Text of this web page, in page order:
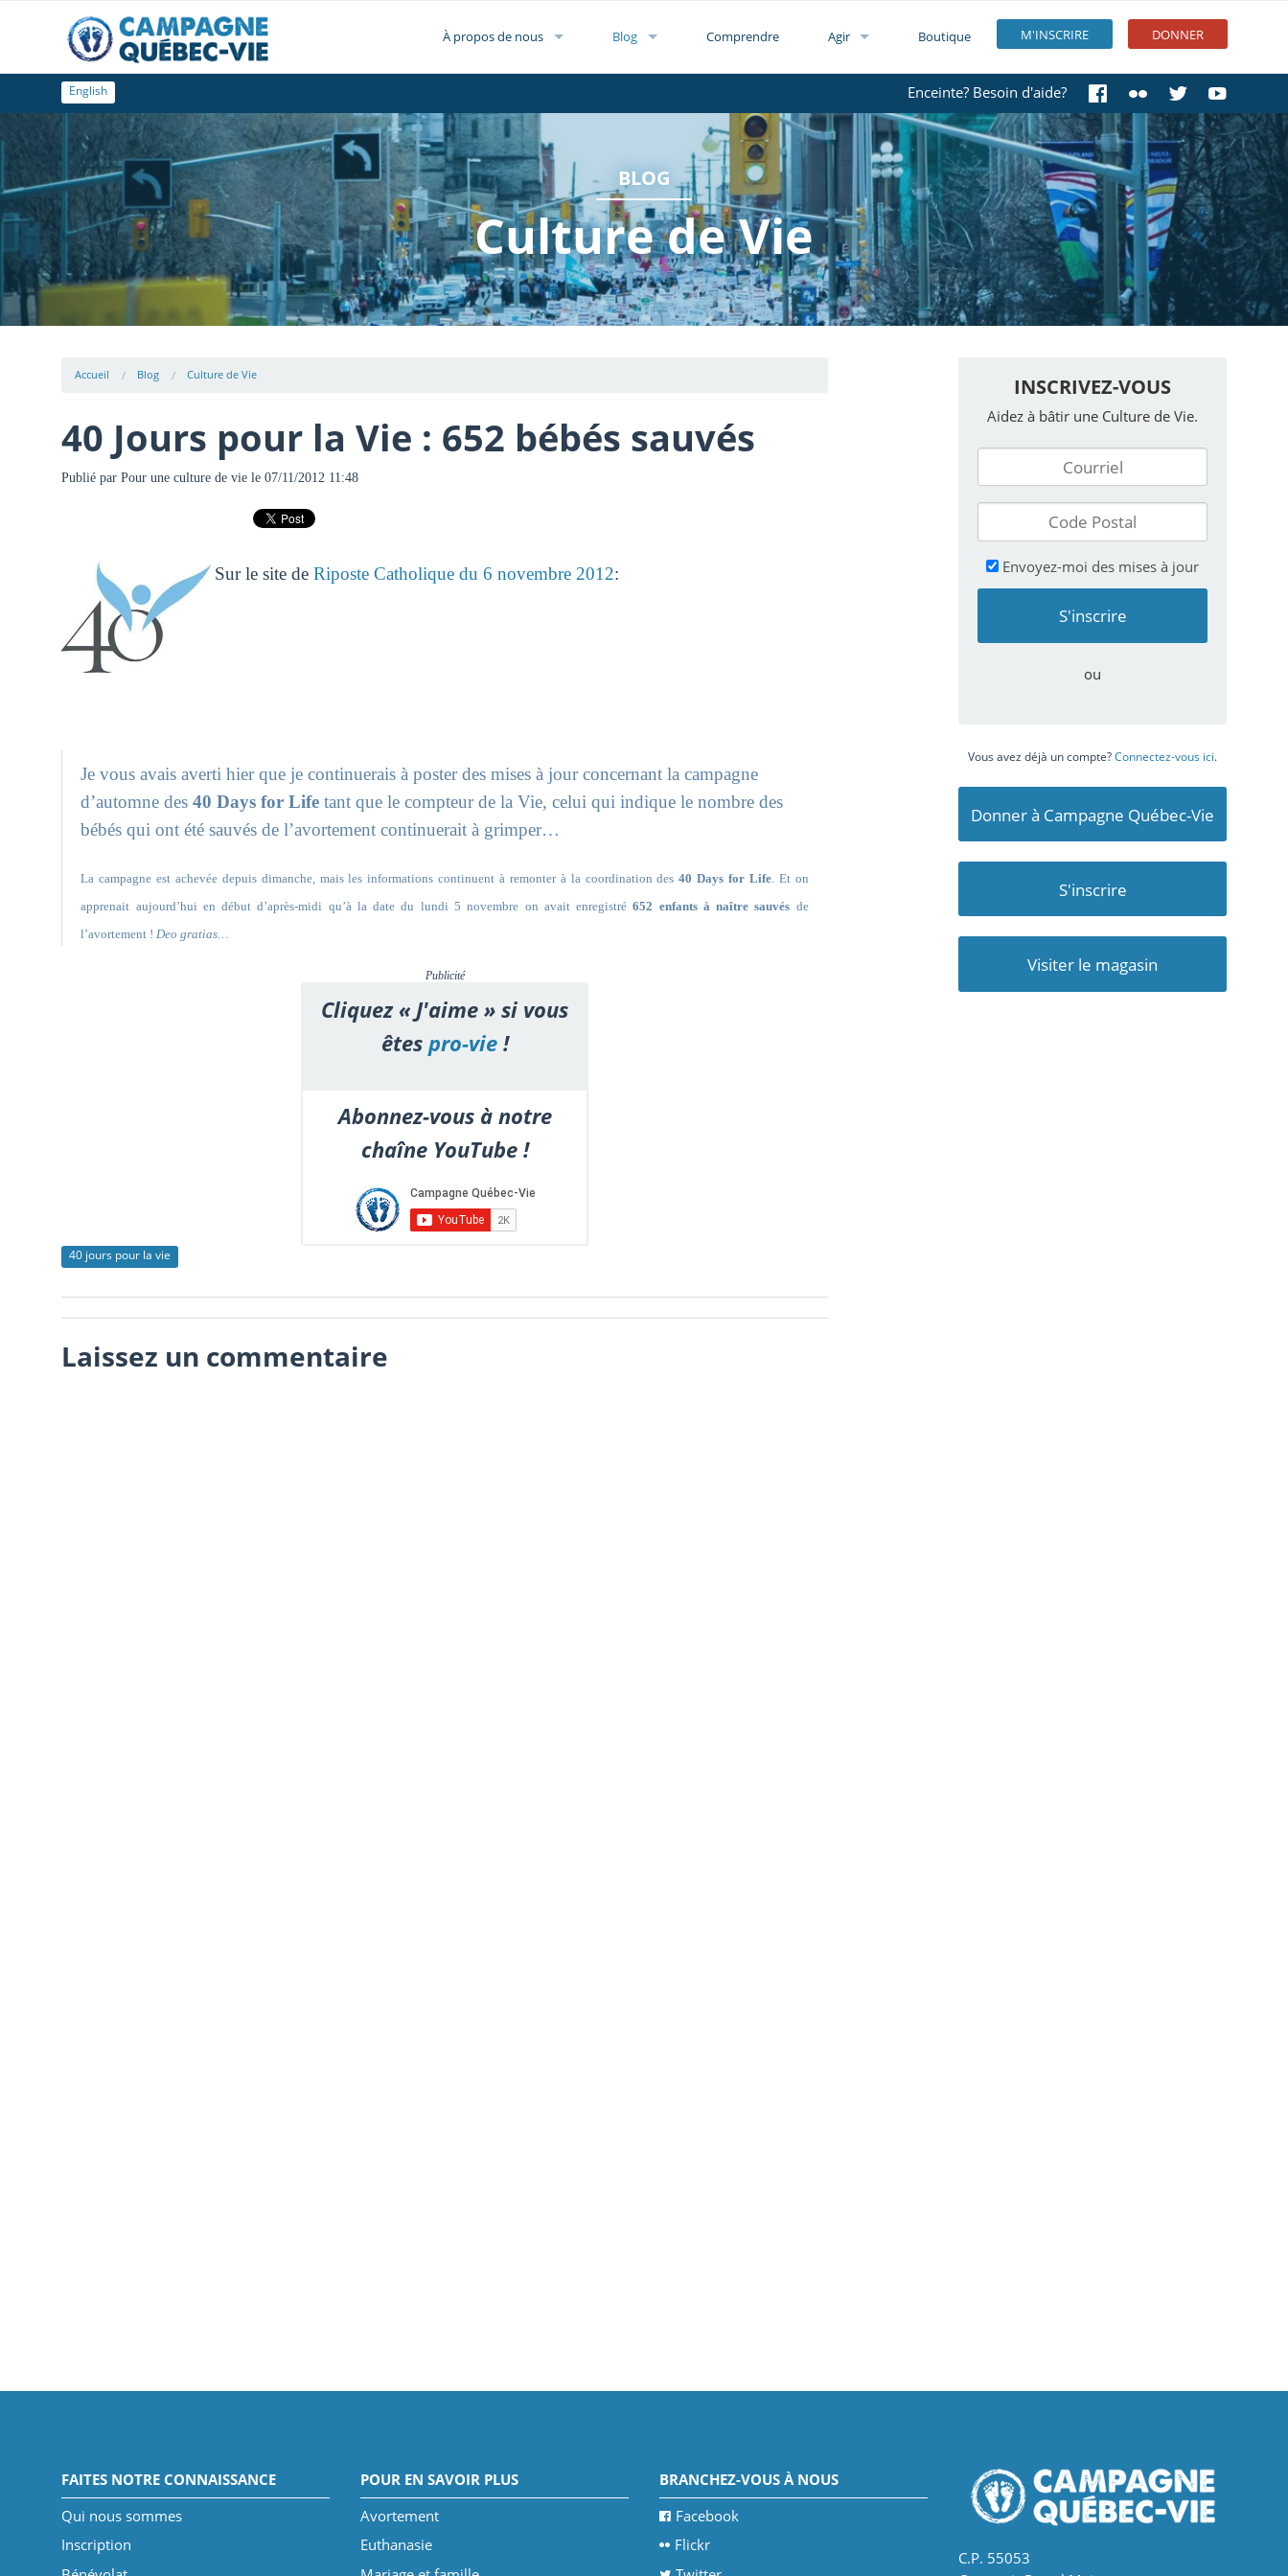
M'INSCRIRE DONNER
À propos de nous Blog Comprendre Agir Boutique
Enceinte? Besoin d'aide?
English
BLOG
Culture de Vie
Accueil Blog Culture de Vie
40 Jours pour la Vie : 652 bébés sauvés
Publié par Pour une culture de viele 07/11/2012 11:48
Sur le site de Riposte Catholique du 6 novembre 2012:
Je vous avais averti hier que je continuerais à poster des mises à jour concernant la campagne
d’automne des40 Days for Life tant que le compteur de la Vie, celui qui indique le nombre des
bébés qui ont été sauvés de l’avortement continuerait à grimper…
La campagne est achevée depuis dimanche, mais les informations continuent à remonter à la coordination des40 Days for Life. Et on
apprenait aujourd’hui en début d’après-midi qu’à la date du lundi 5 novembre on avait enregistré652 enfants à naître sauvés de
l’avortement !Deo gratias…
Publicité
Cliquez « J'aime » si vous
êtespro-vie!
Abonnez-vous à notre
chaîne YouTube !
40 jours pour la vie
Laissez un commentaire
INSCRIVEZ-VOUS
Aidez à bâtir une Culture de Vie.
Envoyez-moi des mises à jour
ou
Vous avez déjà un compte?Connectez-vous ici.
Donner à Campagne Québec-Vie
S'inscrire
Visiter le magasin
FAITES NOTRE CONNAISSANCE
Qui nous sommes
Inscription
POUR EN SAVOIR PLUS
Avortement
Euthanasie
BRANCHEZ-VOUS À NOUS
Facebook
Flickr
C.P. 55053